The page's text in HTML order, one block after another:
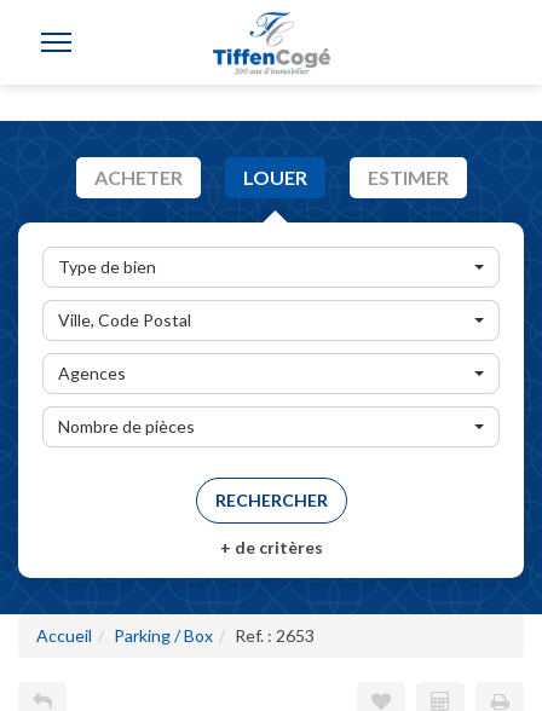
ACHETER LOUER ESTIMER
Type de bien
Ville, Code Postal
Agences
Nombre de pièces
+ de critères
Accueil Parking / Box Ref. : 2653